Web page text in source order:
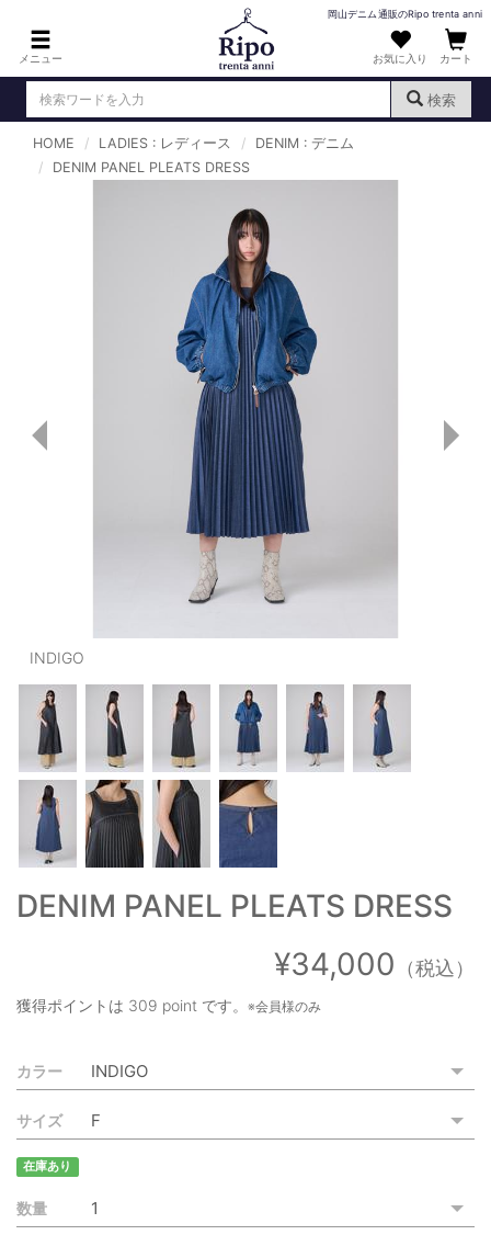
メニュー
岡山デニム通販のRipo trenta anni
お気に入り カート
検索
ログイン （新規会員登録 ）
TOPS : トップス
T-SHIRT : Tシャツ
KNIT : ニット
SHIRT : シャツ
OUTERS : アウター
PANTS/SKIRT : パンツ・スカート
TOPS : トップス
OUTERS : アウター
OUTLET : アウトレット
MENS : メンズ
LADIES : レディース
新規会員登録
ご利用ガイド
HOME LADIES : レディース
DENIM : デニム
DENIM PANEL PLEATS DRESS
INDIGO
DENIM PANEL PLEATS DRESS
¥34,000 （税込）
獲得ポイントは 309 point です。 ※会員様のみ
カラー
サイズ
在庫あり
数量